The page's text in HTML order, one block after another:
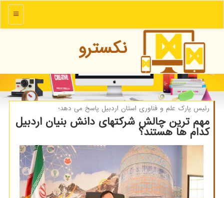
منو
نكسترو
رئیس پارك علم و فناوری استان اردبیل پاسخ می دهد؛
مهم ترین چالش شرکتهای دانش بنیان اردبیل
کدام ها هستند؟